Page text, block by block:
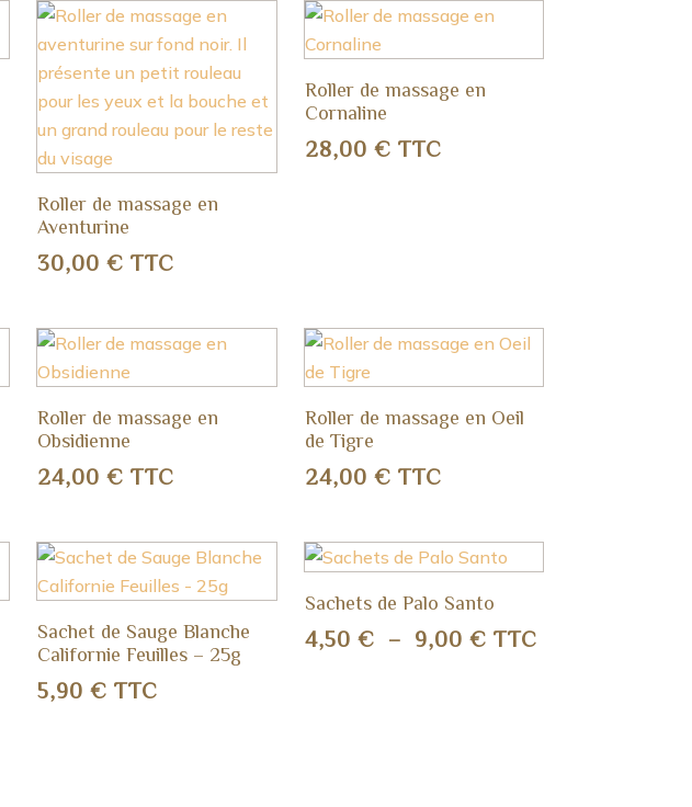
Roller de massage en
Aventurine
30,00€ TTC
Roller de massage en
Cornaline
28,00€ TTC
Roller de massage en
Obsidienne
24,00€ TTC
Roller de massage en Oeil
de Tigre
24,00€ TTC
Sachet de Sauge Blanche
Californie Feuilles – 25g
5,90€ TTC
Sachets de Palo Santo
4,50€ – 9,00€ Plage
TTC